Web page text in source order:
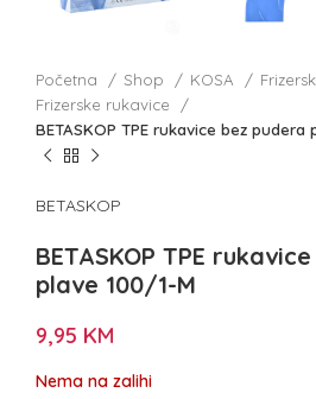
Početna Shop KOSA
Frizerske rukavice
BETASKOP TPE rukavice bez pudera
BETASKOP
BETASKOP TPE
plave 100/1-M
9,95 KM
Nema na zalihi